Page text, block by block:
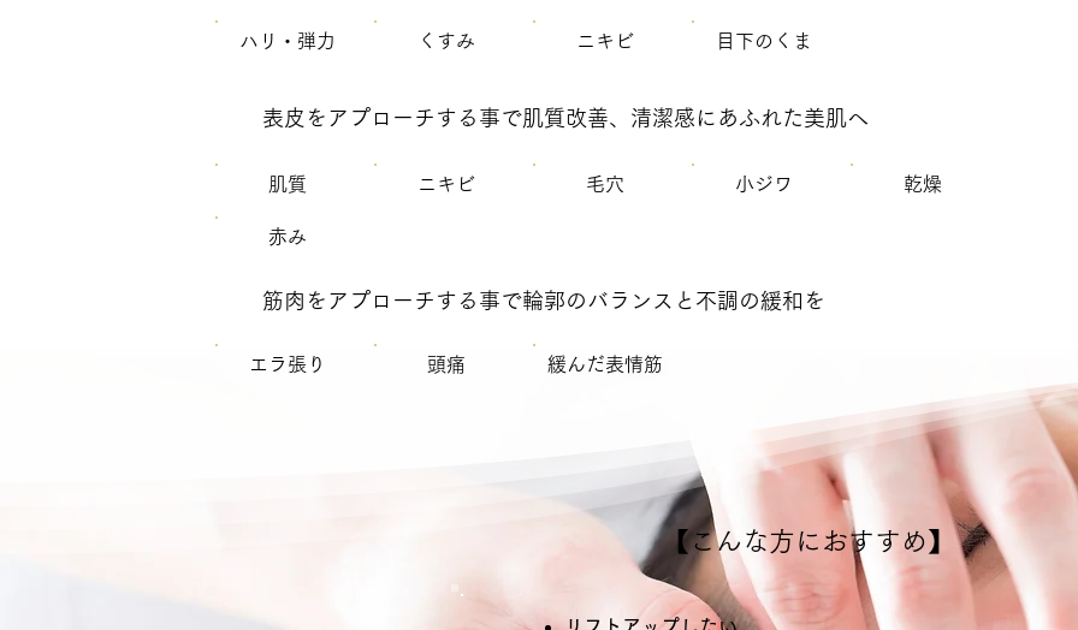
【こんな方におすすめ】
表皮をアプローチする事で肌質改善、清潔感にあふれた美肌へ
ハリ・弾力 くすみ ニキビ 目下のくま
肌質
赤み
​ニキビ 毛穴 小ジワ ​乾燥
筋肉をアプローチする事で輪郭のバランスと不調の緩和を
エラ張り 頭痛 緩んだ表情筋